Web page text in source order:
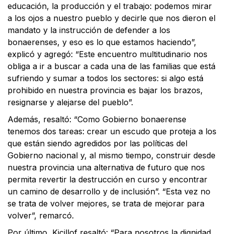
educación, la producción y el trabajo: podemos mirar
a los ojos a nuestro pueblo y decirle que nos dieron el
mandato y la instrucción de defender a los
bonaerenses, y eso es lo que estamos haciendo”,
explicó y agregó: “Este encuentro multitudinario nos
obliga a ir a buscar a cada una de las familias que está
sufriendo y sumar a todos los sectores: si algo está
prohibido en nuestra provincia es bajar los brazos,
resignarse y alejarse del pueblo”.
Además, resaltó: “Como Gobierno bonaerense
tenemos dos tareas: crear un escudo que proteja a los
que están siendo agredidos por las políticas del
Gobierno nacional y, al mismo tiempo, construir desde
nuestra provincia una alternativa de futuro que nos
permita revertir la destrucción en curso y encontrar
un camino de desarrollo y de inclusión”. “Esta vez no
se trata de volver mejores, se trata de mejorar para
volver”, remarcó.